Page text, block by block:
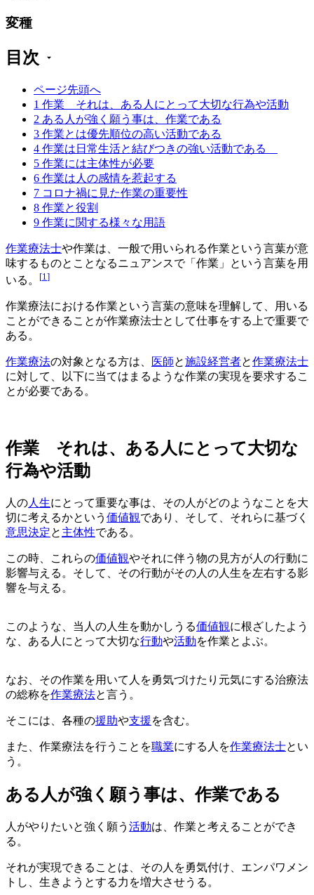
変種
目次
ページ先頭へ
1 作業 それは、ある人にとって大切な行為や活動
2 ある人が強く願う事は、作業である
3 作業とは優先順位の高い活動である
4 作業は日常生活と結びつきの強い活動である
5 作業には主体性が必要
6 作業は人の感情を惹起する
7 コロナ禍に見た作業の重要性
8 作業と役割
9 作業に関する様々な用語
作業療法士や作業は、一般で用いられる作業という言葉が意
味するものとことなるニュアンスで「作業」という言葉を用
いる。
[1 ]
作業療法における作業という言葉の意味を理解して、用いる
ことができることが作業療法士として仕事をする上で重要で
ある。
作業療法の対象となる方は、 医師と施設経営者と作業療法士
に対して、以下に当てはまるような作業の実現を要求するこ
とが必要である。
作業 それは、ある人にとって大切な
行為や活動
人の人生にとって重要な事は、その人がどのようなことを大
切に考えるかという 価値観であり、そして、それらに基づく
意思決定と 主体性である。
この時、これらの価値観やそれに伴う物の見方が人の行動に
影響与える。そして、その行動がその人の人生を左右する影
響を与える。
このような、当人の人生を動かしうる価値観に根ざしたよう
な、ある人にとって大切な行動や活動を作業とよぶ。
なお、その作業を用いて人を勇気づけたり元気にする治療法
の総称を作業療法と言う。
そこには、各種の援助や支援を含む。
また、作業療法を行うことを職業にする人を作業療法士とい
う。
ある人が強く願う事は、作業である
人がやりたいと強く願う 活動は、作業と考えることができ
る。
それが実現できることは、その人を勇気付け、エンパワメン
トし、生きようとする力を増大させうる。